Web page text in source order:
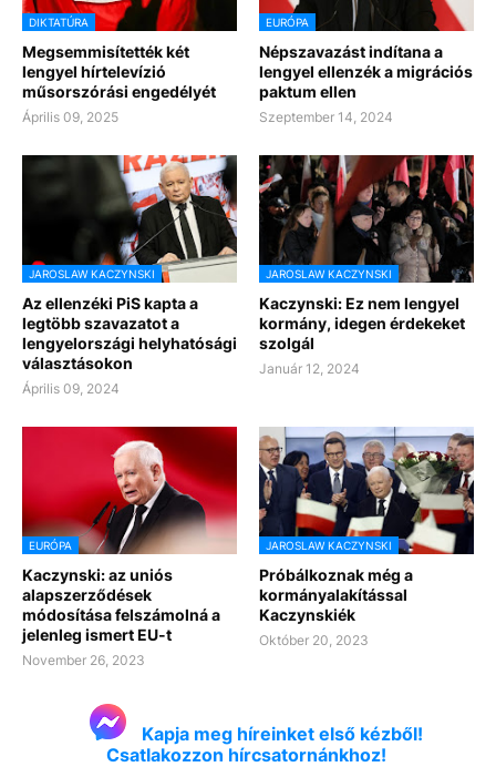
DIKTATÚRA
Megsemmisítették két
lengyel hírtelevízió
műsorszórási engedélyét
Április 09, 2025
EURÓPA
Népszavazást indítana a
lengyel ellenzék a migrációs
paktum ellen
Szeptember 14, 2024
JAROSLAW KACZYNSKI
Az ellenzéki PiS kapta a
legtöbb szavazatot a
lengyelországi helyhatósági
választásokon
Április 09, 2024
JAROSLAW KACZYNSKI
Kaczynski: Ez nem lengyel
kormány, idegen érdekeket
szolgál
Január 12, 2024
EURÓPA
Kaczynski: az uniós
alapszerződések
módosítása felszámolná a
jelenleg ismert EU-t
November 26, 2023
JAROSLAW KACZYNSKI
Próbálkoznak még a
kormányalakítással
Kaczynskiék
Október 20, 2023
Kapja meg híreinket első kézből!
Csatlakozzon hírcsatornánkhoz!